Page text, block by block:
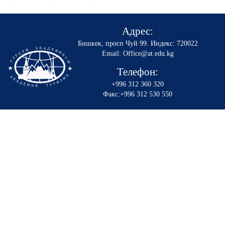
Адрес:
Бишкек, просп Чуй 99. Индекс: 720022
Email: Office@at.edu.kg
Телефон:
+996 312 360 320
Факс:+996 312 530 550